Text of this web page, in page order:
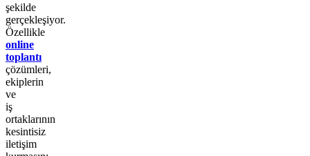
şekilde
gerçekleşiyor.
Özellikle
online
toplantı
çözümleri,
ekiplerin
ve
iş
ortaklarının
kesintisiz
iletişim